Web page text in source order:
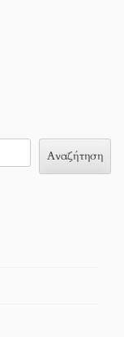
Αναζήτηση